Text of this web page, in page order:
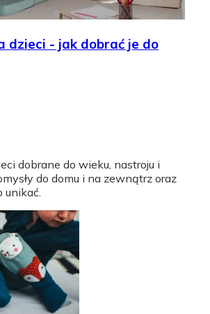
dzieci - jak dobrać je do
dobrane do wieku, nastroju i
do domu i na zewnątrz oraz
unikać.